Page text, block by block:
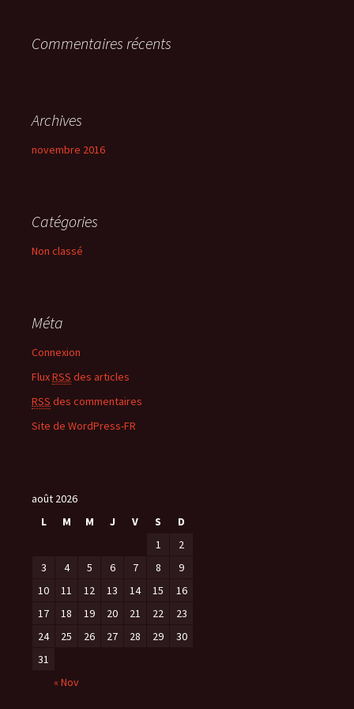
:Commentaires récents
Archives
novembre 2016
Catégories
Non classé
Méta
Connexion
FluxRSS des articles
RSS des commentaires
Site de WordPress-FR
août 2026
L
M M J V S D
« Nov
1
2
3
4 5 6 7 8
9
10
11 12 13 14 15
16
17
18 19 20 21 22
23
24
25 26 27 28 29
30
31